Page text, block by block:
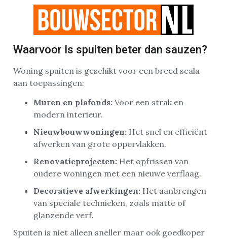
Waarvoor Is spuiten beter dan sauzen?
Woning spuiten is geschikt voor een breed scala
aan toepassingen:
Muren en plafonds: Voor een strak en
modern interieur.
Nieuwbouwwoningen: Het snel en efficiënt
afwerken van grote oppervlakken.
Renovatieprojecten: Het opfrissen van
oudere woningen met een nieuwe verflaag.
Decoratieve afwerkingen: Het aanbrengen
van speciale technieken, zoals matte of
glanzende verf.
Spuiten is niet alleen sneller maar ook goedkoper